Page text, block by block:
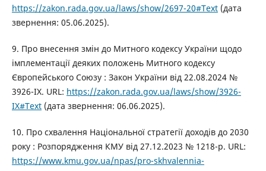
https://zakon.rada.gov.ua/laws/show/2697-20#Text(дата
звернення: 05.06.2025).
9. Про внесення змін до Митного кодексу України щодо
імплементації деяких положень Митного кодексу
Європейського Союзу : Закон України від 22.08.2024 №
3926-IX. URL: https://zakon.rada.gov.ua/laws/show/3926-
IX#Text(дата звернення: 06.06.2025).
10. Про схвалення Національної стратегії доходів до 2030
року : Розпорядження КМУ від 27.12.2023 № 1218-р. URL:
https://www.kmu.gov.ua/npas/pro-skhvalennia-